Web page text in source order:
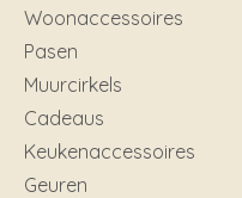
Woonaccessoires
Pasen
Muurcirkels
Cadeaus
Keukenaccessoires
Geuren